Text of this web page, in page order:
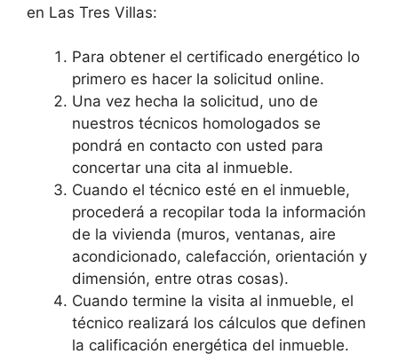
en Las Tres Villas:
Para obtener el certificado energético lo
primero es hacer la solicitud online.
Una vez hecha la solicitud, uno de
nuestros técnicos homologados se
pondrá en contacto con usted para
concertar una cita al inmueble.
Cuando el técnico esté en el inmueble,
procederá a recopilar toda la información
de la vivienda (muros, ventanas, aire
acondicionado, calefacción, orientación y
dimensión, entre otras cosas).
Cuando termine la visita al inmueble, el
técnico realizará los cálculos que definen
la calificación energética del inmueble.